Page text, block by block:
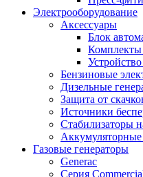
Электрооборудование
Аксессуары
Блок
Комплекты
Бензиновые
Дизельные
Защита от
Источники
Стабилизаторы
Аккумуляторные
Газовые генераторы
Generac
Серия